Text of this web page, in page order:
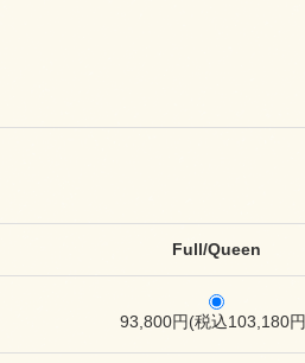
Full/Queen
93,800円(税込103,180